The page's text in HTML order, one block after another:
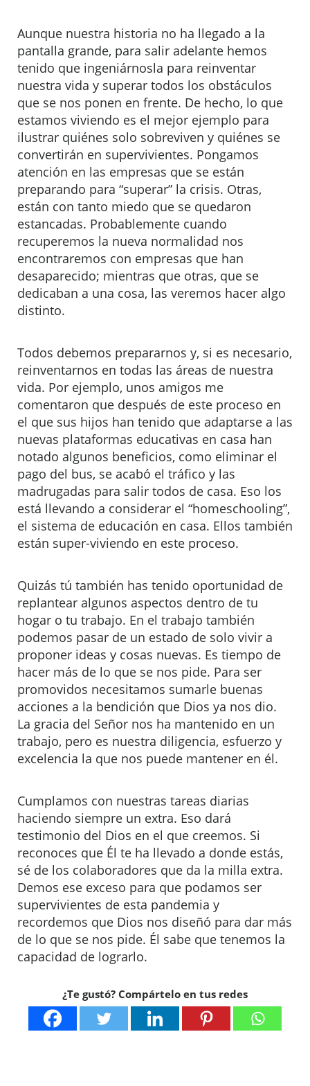
Aunque nuestra historia no ha llegado a la
pantalla grande, para salir adelante hemos
tenido que ingeniárnosla para reinventar
nuestra vida y superar todos los obstáculos
que se nos ponen en frente. De hecho, lo que
estamos viviendo es el mejor ejemplo para
ilustrar quiénes solo sobreviven y quiénes se
convertirán en supervivientes. Pongamos
atención en las empresas que se están
preparando para “superar” la crisis. Otras,
están con tanto miedo que se quedaron
estancadas. Probablemente cuando
recuperemos la nueva normalidad nos
encontraremos con empresas que han
desaparecido; mientras que otras, que se
dedicaban a una cosa, las veremos hacer algo
distinto.
Todos debemos prepararnos y, si es necesario,
reinventarnos en todas las áreas de nuestra
vida. Por ejemplo, unos amigos me
comentaron que después de este proceso en
el que sus hijos han tenido que adaptarse a las
nuevas plataformas educativas en casa han
notado algunos beneficios, como eliminar el
pago del bus, se acabó el tráfico y las
madrugadas para salir todos de casa. Eso los
está llevando a considerar el “homeschooling”,
el sistema de educación en casa. Ellos también
están super-viviendo en este proceso.
Quizás tú también has tenido oportunidad de
replantear algunos aspectos dentro de tu
hogar o tu trabajo. En el trabajo también
podemos pasar de un estado de solo vivir a
proponer ideas y cosas nuevas. Es tiempo de
hacer más de lo que se nos pide. Para ser
promovidos necesitamos sumarle buenas
acciones a la bendición que Dios ya nos dio.
La gracia del Señor nos ha mantenido en un
trabajo, pero es nuestra diligencia, esfuerzo y
excelencia la que nos puede mantener en él.
Cumplamos con nuestras tareas diarias
haciendo siempre un extra. Eso dará
testimonio del Dios en el que creemos. Si
reconoces que Él te ha llevado a donde estás,
sé de los colaboradores que da la milla extra.
Demos ese exceso para que podamos ser
supervivientes de esta pandemia y
recordemos que Dios nos diseñó para dar más
de lo que se nos pide. Él sabe que tenemos la
capacidad de lograrlo.
¿Te gustó? Compártelo en tus redes